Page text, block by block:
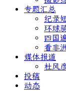
专题汇总
纪录
环球
四国
看非
媒体报道
杜风
投稿
动态